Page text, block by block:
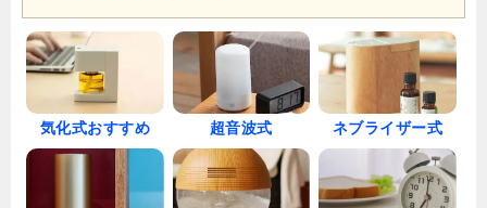
気化式おすすめ 超音波式 ネブライザー式